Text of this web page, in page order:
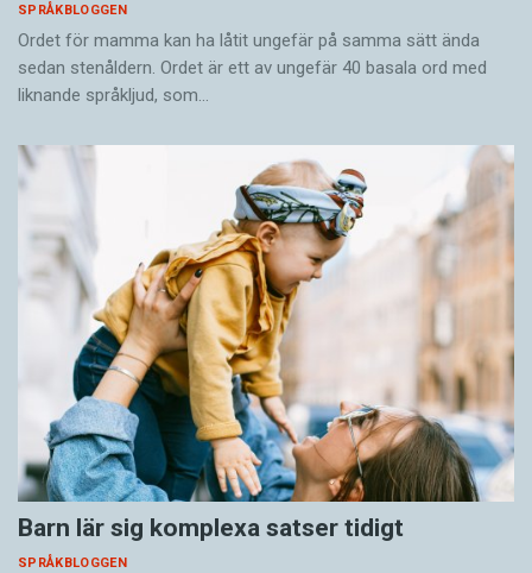
SPRÅKBLOGGEN
Ordet för mamma kan ha låtit ungefär på samma sätt ända
sedan stenåldern. Ordet är ett av ungefär 40 basala ord med
liknande språkljud, som…
Barn lär sig komplexa satser tidigt
SPRÅKBLOGGEN